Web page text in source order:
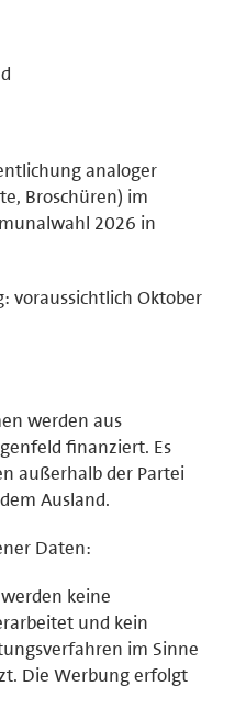
analoger
Broschüren) im
2026 in
voraussichtlich Oktober
werden aus
finanziert. Es
außerhalb der Partei
Ausland.
Daten:
keine
und kein
im Sinne
Die Werbung erfolgt